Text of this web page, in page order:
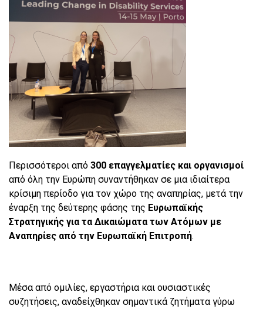
Περισσότεροι από 300 επαγγελματίες και οργανισμοί
από όλη την Ευρώπη συναντήθηκαν σε μια ιδιαίτερα
κρίσιμη περίοδο για τον χώρο της αναπηρίας, μετά την
έναρξη της δεύτερης φάσης της Ευρωπαϊκής
Στρατηγικής για τα Δικαιώματα των Ατόμων με
Αναπηρίες από την Ευρωπαϊκή Επιτροπή.
Μέσα από ομιλίες, εργαστήρια και ουσιαστικές
συζητήσεις, αναδείχθηκαν σημαντικά ζητήματα γύρω